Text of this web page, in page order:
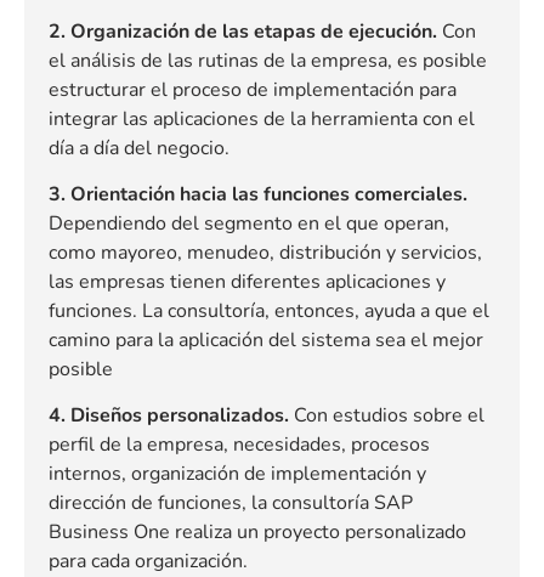
2. Organización de las etapas de ejecución. Con
el análisis de las rutinas de la empresa, es posible
estructurar el proceso de implementación para
integrar las aplicaciones de la herramienta con el
día a día del negocio.
3. Orientación hacia las funciones comerciales.
Dependiendo del segmento en el que operan,
como mayoreo, menudeo, distribución y servicios,
las empresas tienen diferentes aplicaciones y
funciones. La consultoría, entonces, ayuda a que el
camino para la aplicación del sistema sea el mejor
posible
4. Diseños personalizados. Con estudios sobre el
perfil de la empresa, necesidades, procesos
internos, organización de implementación y
dirección de funciones, la consultoría SAP
Business One realiza un proyecto personalizado
para cada organización.